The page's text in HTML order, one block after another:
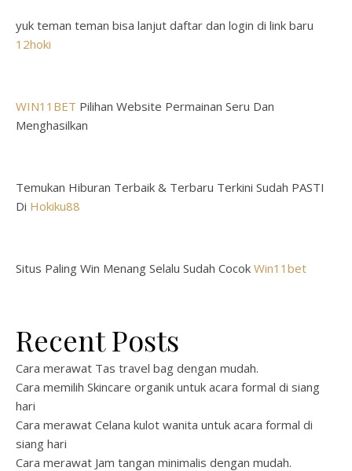
yuk teman teman bisa lanjut daftar dan login di link baru
12hoki
WIN11BET Pilihan Website Permainan Seru Dan
Menghasilkan
Temukan Hiburan Terbaik & Terbaru Terkini Sudah PASTI
Di Hokiku88
Situs Paling Win Menang Selalu Sudah Cocok Win11bet
Recent Posts
Cara merawat Tas travel bag dengan mudah.
Cara memilih Skincare organik untuk acara formal di siang
hari
Cara merawat Celana kulot wanita untuk acara formal di
siang hari
Cara merawat Jam tangan minimalis dengan mudah.